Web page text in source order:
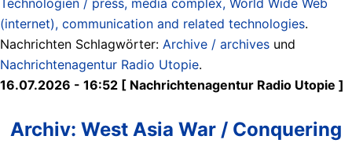
(internet), communication and related technologies.
Nachrichten Schlagwörter: Archive / archives und
Nachrichtenagentur Radio Utopie.
16.07.2026 - 16:52 [ Nachrichtenagentur Radio Utopie ]
Archiv: West Asia War / Conquering